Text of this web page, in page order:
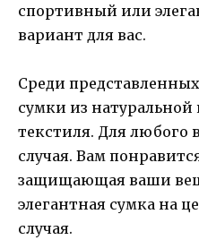
спортивный или
вариант для вас.
Среди
сумки из
текстиля. Для любого
случая. Вам
защищающая ваши
элегантная сумка на
случая.